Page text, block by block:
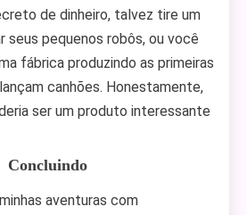
de dinheiro, talvez tire um
seus pequenos robôs, ou você
fábrica produzindo as primeiras
canhões. Honestamente,
ser um produto interessante
Concluindo
aventuras com